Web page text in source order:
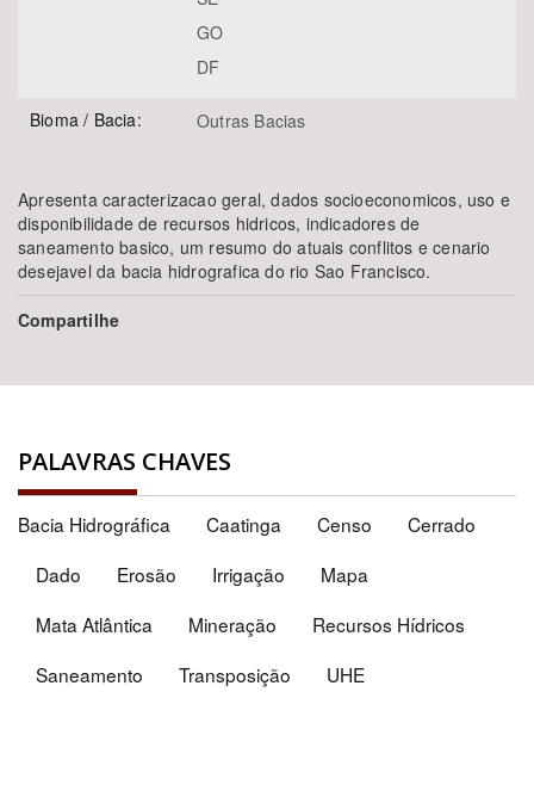
GO
DF
Bioma / Bacia: Outras Bacias
Apresenta caracterizacao geral, dados socioeconomicos, uso e
disponibilidade de recursos hidricos, indicadores de
saneamento basico, um resumo do atuais conflitos e cenario
desejavel da bacia hidrografica do rio Sao Francisco.
Compartilhe
PALAVRAS CHAVES
Bacia Hidrográfica Caatinga Censo
Cerrado
Dado
Erosão Irrigação
Mapa
Mata Atlântica
Mineração
Recursos Hídricos
Saneamento
Transposição UHE